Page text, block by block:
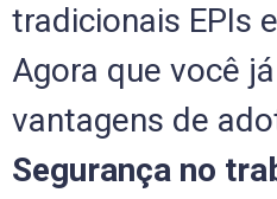
tradicionais EPIs
Agora que você
vantagens de
Segurança no